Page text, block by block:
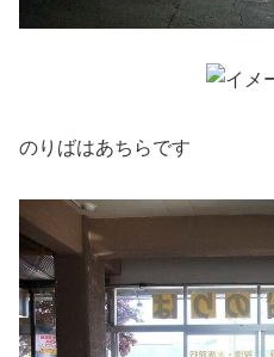
のりばはあちらです